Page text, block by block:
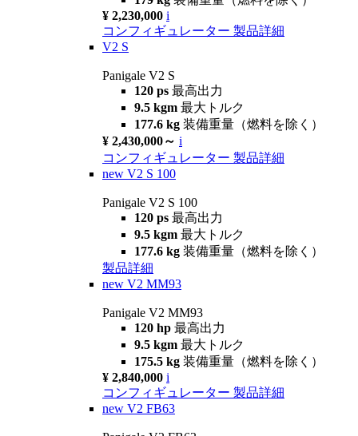
¥ 2,230,000 i
コンフィギュレーター 製品詳細
V2 S
Panigale V2 S
120 ps 最高出力
9.5 kgm 最大トルク
177.6 kg 装備重量（燃料を除く）
¥ 2,430,000～ i
コンフィギュレーター 製品詳細
new V2 S 100
Panigale V2 S 100
120 ps 最高出力
9.5 kgm 最大トルク
177.6 kg 装備重量（燃料を除く）
製品詳細
new V2 MM93
Panigale V2 MM93
120 hp 最高出力
9.5 kgm 最大トルク
175.5 kg 装備重量（燃料を除く）
¥ 2,840,000 i
コンフィギュレーター 製品詳細
new V2 FB63